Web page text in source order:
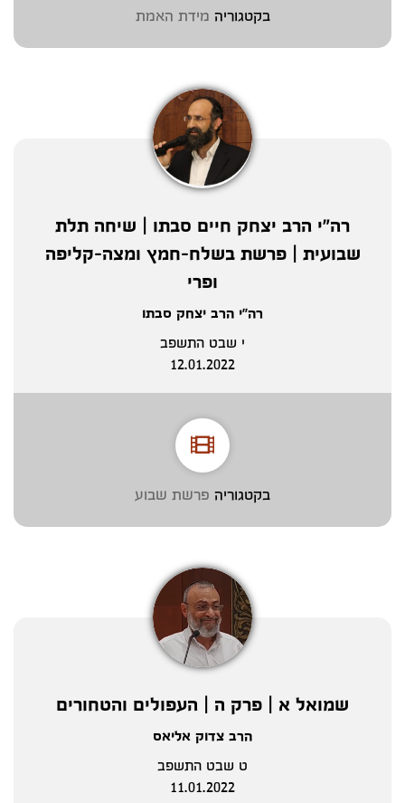
בקטגוריה מידת האמת
רה"י הרב יצחק חיים סבתו | שיחה תלת
שבועית | פרשת בשלח-חמץ ומצה-קליפה
ופרי
רה"י הרב יצחק סבתו
י שבט התשפב
12.01.2022
בקטגוריה פרשת שבוע
שמואל א | פרק ה | העפולים והטחורים
הרב צדוק אליאס
ט שבט התשפב
11.01.2022